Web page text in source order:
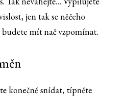
jen tak se něčeho
budete mít nač vzpomínat.
konečně snídat, típněte